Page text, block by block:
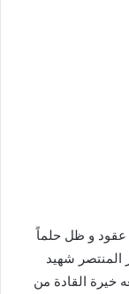
الذي طالب به الإمام الاممي الثائر الكبير قبل ٤ عقود و ظل حلماً
المنتصر شهيد
خيرة القادة من